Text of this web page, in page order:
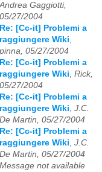
Andrea Gaggiotti,
05/27/2004
Re: [Cc-it] Problemi a
raggiungere Wiki,
pinna, 05/27/2004
Re: [Cc-it] Problemi a
raggiungere Wiki, Rick,
05/27/2004
Re: [Cc-it] Problemi a
raggiungere Wiki, J.C.
De Martin, 05/27/2004
Re: [Cc-it] Problemi a
raggiungere Wiki, J.C.
De Martin, 05/27/2004
Message not available